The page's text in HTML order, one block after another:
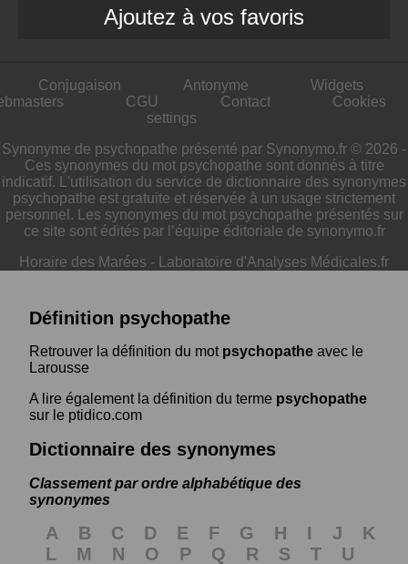
Ajoutez à vos favoris
Conjugaison Antonyme
Widgets
CGU Contact
Cookies
settings
Synonyme de psychopathe présenté par Synonymo.fr © 2026 -
Ces synonymes du mot psychopathe sont donnés à titre
indicatif. L'utilisation du service de dictionnaire des synonymes
psychopathe est gratuite et réservée à un usage strictement
personnel. Les synonymes du mot psychopathe présentés sur
ce site sont édités par l’équipe éditoriale de synonymo.fr
Horaire des Marées - Laboratoire d'Analyses Médicales.fr
Définition psychopathe
Retrouver la définition du mot psychopathe avec le
Larousse
A lire également la définition du terme psychopathe
sur le ptidico.com
Dictionnaire des synonymes
Classement par ordre alphabétique des
synonymes
A B C D E F G H I J
K
L
M N O P Q R S T U